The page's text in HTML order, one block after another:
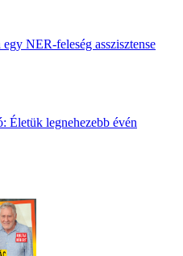
NER-feleség asszisztense
Életük legnehezebb évén